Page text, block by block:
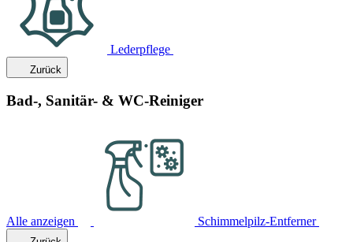
Lederpflege
Zurück
Bad-, Sanitär- & WC-Reiniger
Alle anzeigen Schimmelpilz-Entferner